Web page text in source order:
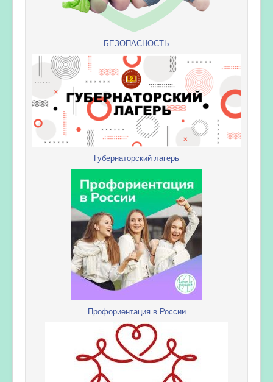
БЕЗОПАСНОСТЬ
Губернаторский лагерь
Профориентация в России